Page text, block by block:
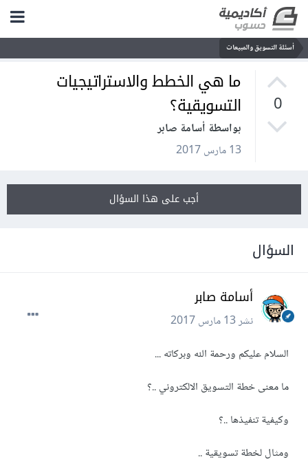
أسئلة التسويق والمبيعات
0
ما هي الخطط والاستراتيجيات
التسويقية؟
بواسطة أسامة صابر
13 مارس 2017
أجب على هذا السؤال
السؤال
أسامة صابر
نشر13 مارس 2017
السلام عليكم ورحمة الله وبركاته ...
ما معنى خطة التسويق الالكتروني ..؟
وكيفية تنفيذها ..؟
ومثال لخطة تسويقية ..